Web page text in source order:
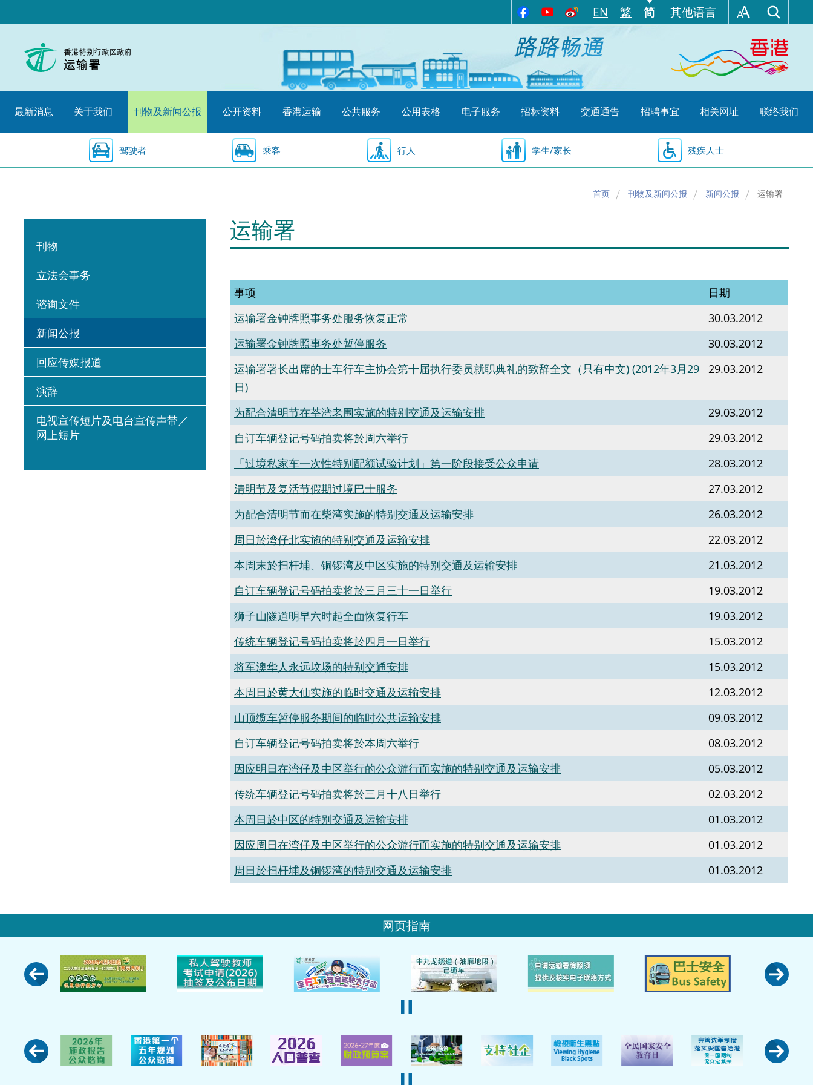
至
始
EN 繁 简 其他语言
最新消息 关于我们 刊物及新闻公报 公开资料 香港运输 公共服务 公用表格 电子服务 招标资料 交通通告 招聘事宜 相关网址 联络我们
驾驶者 乘客 行人 学生/家长 残疾人士
首页 刊物及新闻公报 新闻公报 运输署
刊物
立法会事务
谘询文件
新闻公报
回应传媒报道
演辞
电视宣传短片及电台宣传声带／
网上短片
运输署
事项
日期
运输署金钟牌照事务处服务恢复正常
30.03.2012
运输署金钟牌照事务处暂停服务
30.03.2012
运输署署长出席的士车行车主协会第十届执行委员就职典礼的致辞全文（只有中文) (2012年3月29
日)
29.03.2012
为配合清明节在荃湾老围实施的特别交通及运输安排
29.03.2012
自订车辆登记号码拍卖将於周六举行
29.03.2012
「过境私家车一次性特别配额试验计划」第一阶段接受公众申请
28.03.2012
清明节及复活节假期过境巴士服务
27.03.2012
为配合清明节而在柴湾实施的特别交通及运输安排
26.03.2012
周日於湾仔北实施的特别交通及运输安排
22.03.2012
本周末於扫杆埔、铜锣湾及中区实施的特别交通及运输安排
21.03.2012
自订车辆登记号码拍卖将於三月三十一日举行
19.03.2012
狮子山隧道明早六时起全面恢复行车
19.03.2012
传统车辆登记号码拍卖将於四月一日举行
15.03.2012
将军澳华人永远坟场的特别交通安排
15.03.2012
本周日於黄大仙实施的临时交通及运输安排
12.03.2012
山顶缆车暂停服务期间的临时公共运输安排
09.03.2012
自订车辆登记号码拍卖将於本周六举行
08.03.2012
因应明日在湾仔及中区举行的公众游行而实施的特别交通及运输安排
05.03.2012
传统车辆登记号码拍卖将於三月十八日举行
02.03.2012
本周日於中区的特别交通及运输安排
01.03.2012
因应周日在湾仔及中区举行的公众游行而实施的特别交通及运输安排
01.03.2012
周日於扫杆埔及铜锣湾的特别交通及运输安排
01.03.2012
网页指南